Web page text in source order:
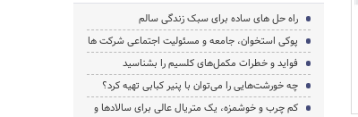
راه حل های ساده برای سبک زندگی سالم
پوکی استخوان، جامعه و مسئولیت اجتماعی شرکت ها
فواید و خطرات مکمل‌های کلسیم را بشناسید
چه خورشت‌هایی را می‌توان با پنیر کبابی تهیه کرد؟
کم چرب و خوشمزه، یک متریال عالی برای سالاد‌ها و